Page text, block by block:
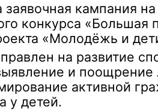
заявочная кампания
конкурса «Большая
«Молодёжь и
на развитие
и поощрение
активной
у детей.